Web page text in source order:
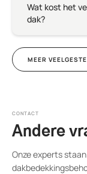
Wat kost het
dak?
MEER
CONTACT
Andere
Onze experts